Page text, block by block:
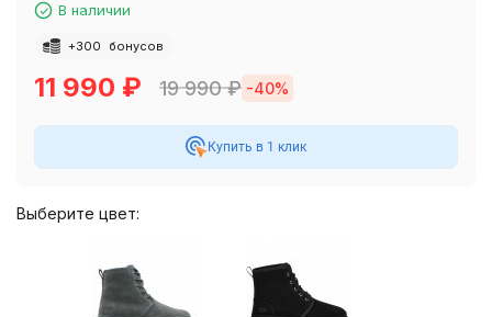
В наличии
+300 бонусов
11 990 ₽ 19 990₽ -40%
Купить в 1 клик
Выберите цвет: